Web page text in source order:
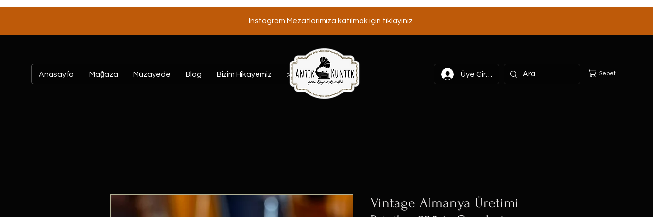
Instagram Mezatlarımıza katılmak için tıklayınız.
Anasayfa Mağaza Müzayede Blog Bizim Hikayemiz >>> Üye Girişi Sepet
Vintage Almanya Üretimi